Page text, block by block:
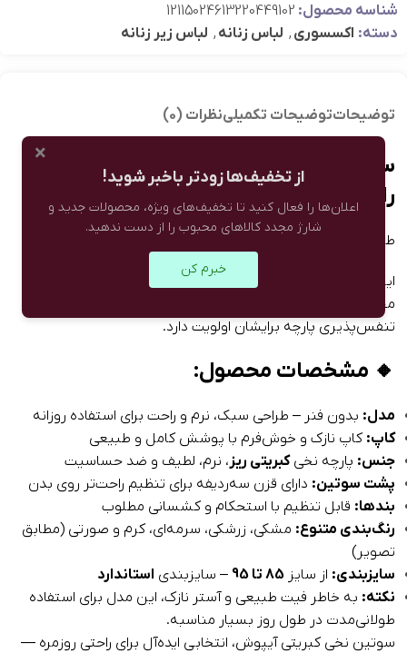
شناسه محصول: 12115024613220449102
دسته: اکسسوری , لباس زنانه , لباس زیر زنانه
توضیحاتتوضیحات تکمیلینظرات (0)
سوتین بدون فنر کبریتی 1102 | کلاسیک و
راحت
طراحی کلاسیک و راحت برای استفاده روزمره
این مدل از سوتین با جنس نخی کبریتی ریز و فرم سبک، یکی از
محبوب‌ترین انتخاب‌ها برای خانم‌هایی است که راحتی و
تنفس‌پذیری پارچه برایشان اولویت دارد.
🔸 مشخصات محصول:
مدل: بدون فنر – طراحی سبک، نرم و راحت برای استفاده روزانه
کاپ: کاپ نازک و خوش‌فرم با پوشش کامل و طبیعی
جنس: پارچه نخیکبریتی ریز ، نرم، لطیف و ضد حساسیت
پشت سوتین: دارای قزن سه‌ردیفه برای تنظیم راحت‌تر روی بدن
بندها: قابل تنظیم با استحکام و کشسانی مطلوب
رنگ‌بندی متنوع: مشکی، زرشکی، سرمه‌ای، کرم و صورتی (مطابق
تصویر)
سایزبندی: از سایز 85 تا 95 – سایزبندی استاندارد
نکته: به خاطر فیت طبیعی و آستر نازک، این مدل برای استفاده
طولانی‌مدت در طول روز بسیار مناسبه.
سوتین نخی کبریتی آیپوش، انتخابی ایده‌آل برای راحتی روزمره —
×
از تخفیف‌ها زودتر باخبر شوید!
اعلان‌ها را فعال کنید تا تخفیف‌های ویژه، محصولات جدید و
شارژ مجدد کالاهای محبوب را از دست ندهید.
خبرم کن